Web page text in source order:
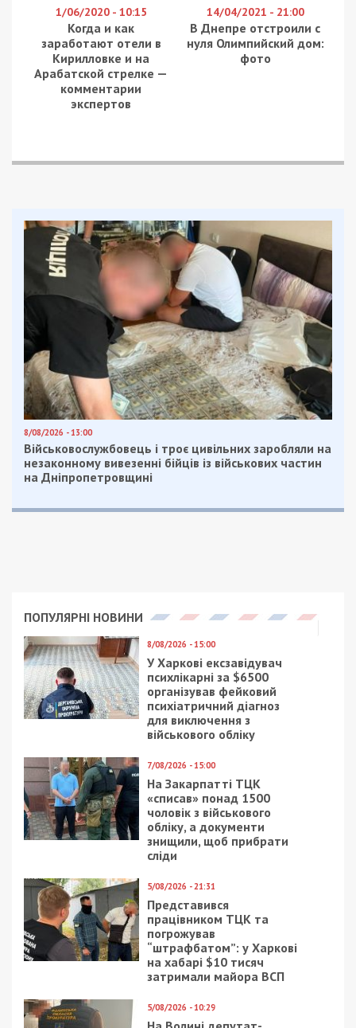
“Вся верификация может сработать по тем
выплатам, где есть проверка доходов. По
субсидиям, по выплатам малообеспеченным.
Относительно пенсий и проверять ничего, если
пенсия назначена, значит, человек уже имеет на
него право. Единственное нарушение – если
человек умер, но продолжает получать “Деньги.
Но это практически невозможно. По пенсиям они
ничего не могут выловить. Тем более были
говорили о том, что” раскроют существенные
Как будут проводить верификацию
Должно быть три этапа проверки:
– при обращении за помощью;
– при получении помощи;
– после получения пособия.
Информация, которую могут получить:
– о зарегистрированных автомобилях,
мотоциклах и других транспортных средствах;
– реквизиты документов, выданных лицу, а
также документов, на основании которых
документа, серия, номер, дата выдачи и
государственную границу Украины или режимные
– таможенное оформление завезенных на
таможенную территорию Украины транспортных
средств, их составных частей, имеющих
идентификационные номера;
– выписки из бюджетных счетов для зачисления
поступлений по уплате лицом штрафа за
совершение уголовного или административного
нарушения;
– об источниках доходов, полученных
физическими лицами от налоговых агентов, или
признаках наличия дохода, полученного
физическим лицом от осуществления
предпринимательской или осуществления
независимой профессиональной деятельности.
В таком случае выплату могут либо прекратить,
либо вынудить вернуть ее в бюджет.